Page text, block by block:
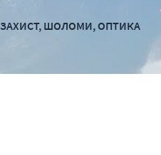
ЗАХИСТ, ШОЛОМИ, ОПТИКА